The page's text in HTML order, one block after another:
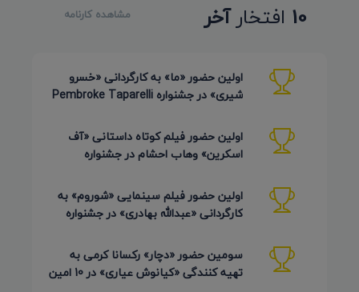
10 افتخارآخر مشاهده کارنامه
اولین حضور «ما» به کارگردانی «خسرو
شیری» در جشنواره Pembroke Taparelli
اولین حضور فیلم کوتاه داستانی «آف
اسکرین» وهاب احشام در جشنواره
اولین حضور فیلم سینمایی «شوروم» به
کارگردانی «عبدالله بهادری» در جشنواره
سومین حضور «دچار» رکسانا کرمی به
تهیه کنندگی «کیانوش عیاری» در 10 امین